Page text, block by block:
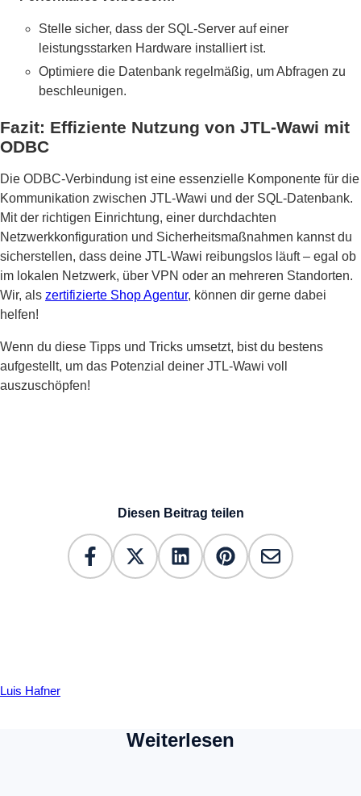
Stelle sicher, dass der SQL-Server auf einer
leistungsstarken Hardware installiert ist.
Optimiere die Datenbank regelmäßig, um Abfragen zu
beschleunigen.
Fazit: Effiziente Nutzung von JTL-Wawi mit
ODBC
Die ODBC-Verbindung ist eine essenzielle Komponente für die
Kommunikation zwischen JTL-Wawi und der SQL-Datenbank.
Mit der richtigen Einrichtung, einer durchdachten
Netzwerkkonfiguration und Sicherheitsmaßnahmen kannst du
sicherstellen, dass deine JTL-Wawi reibungslos läuft – egal ob
im lokalen Netzwerk, über VPN oder an mehreren Standorten.
Wir, als zertifizierte Shop Agentur, können dir gerne dabei
helfen!
Wenn du diese Tipps und Tricks umsetzt, bist du bestens
aufgestellt, um das Potenzial deiner JTL-Wawi voll
auszuschöpfen!
Diesen Beitrag teilen
Luis Hafner
Weiterlesen